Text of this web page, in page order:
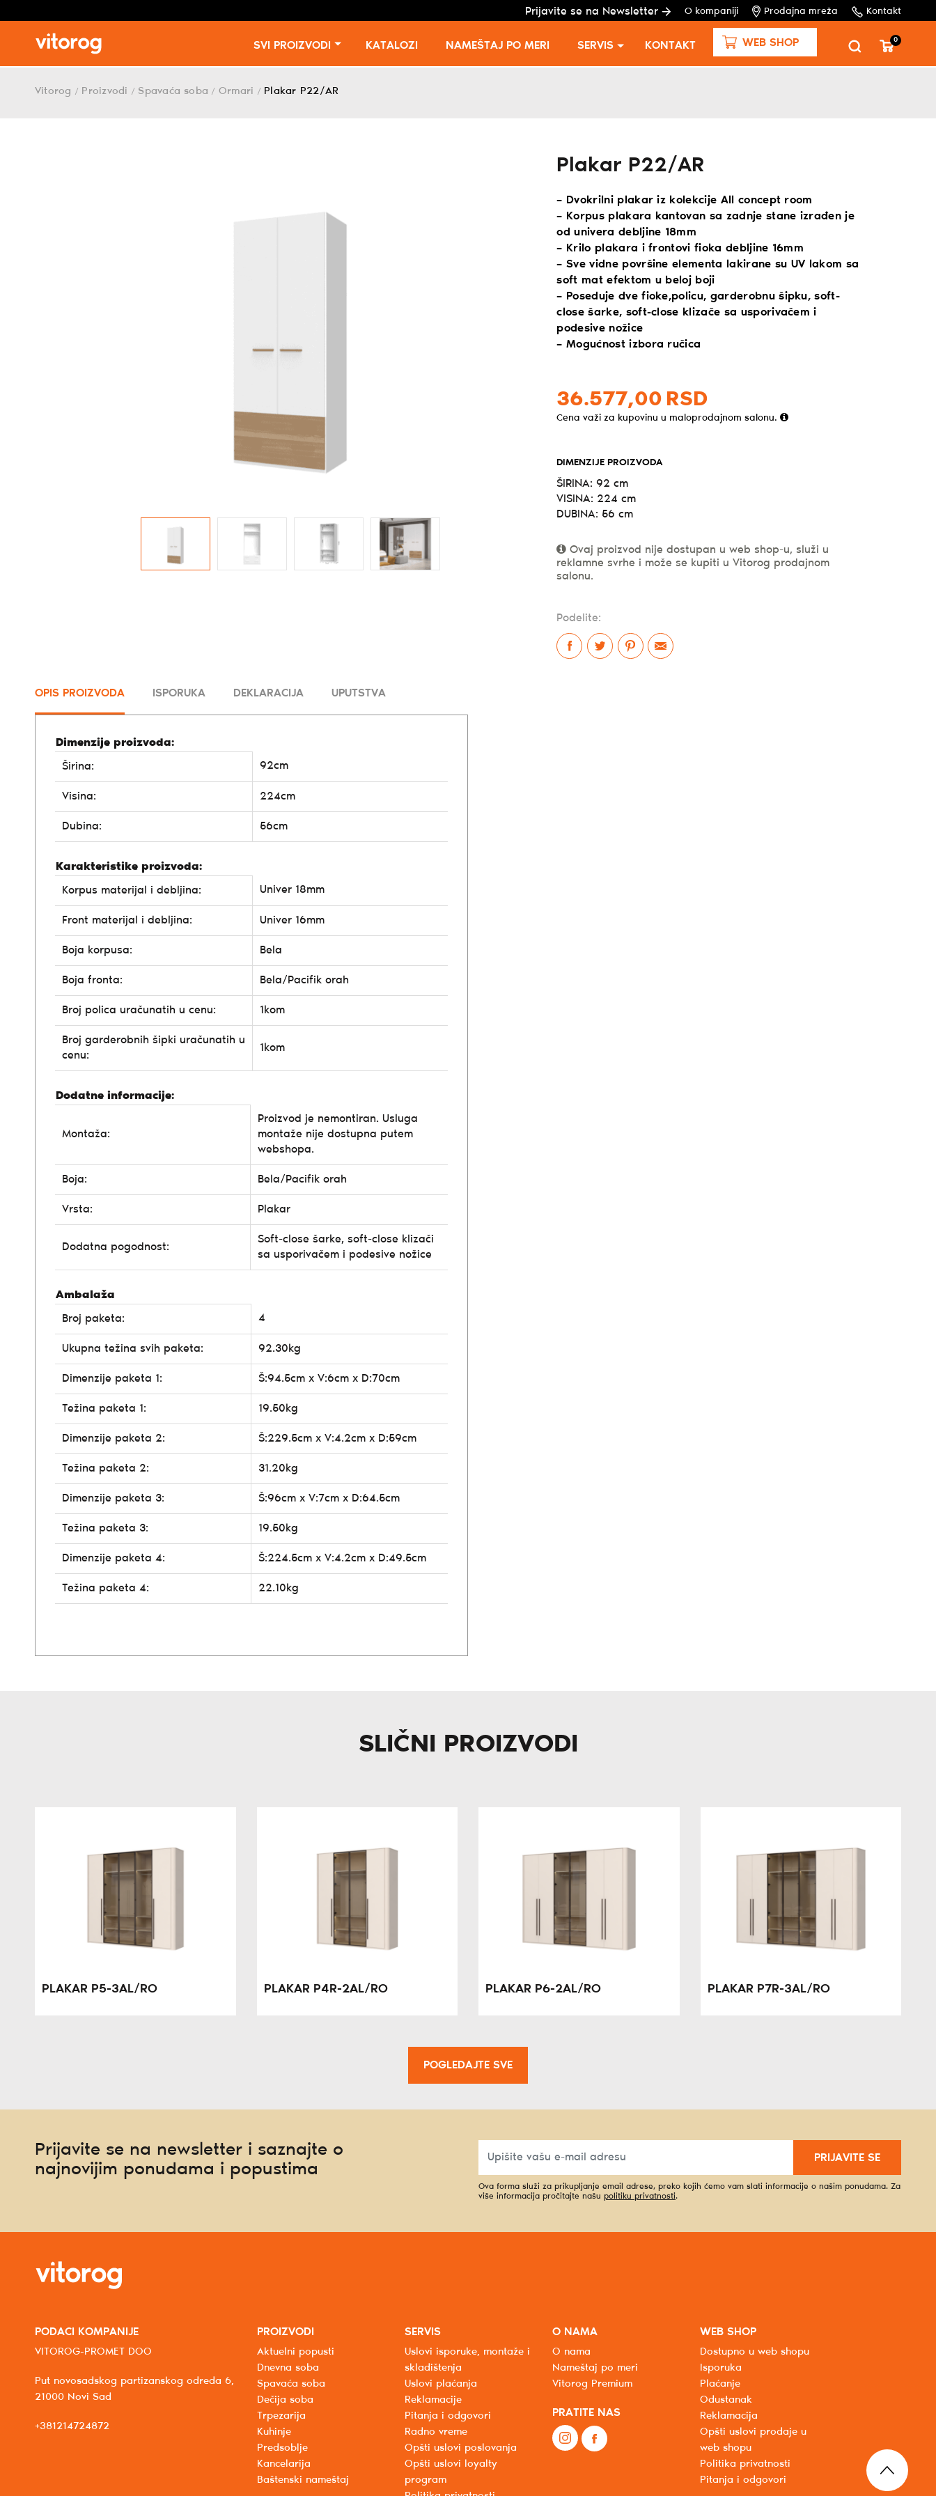
Prijavite se na Newsletter O kompaniji Prodajna mreža Kontakt
SVI PROIZVODI KATALOZI NAMEŠTAJ PO MERI SERVIS KONTAKT WEB SHOP 0
Vitorog / Proizvodi / Spavaća soba / Ormari / Plakar P22/AR
Plakar P22/AR
– Dvokrilni plakar iz kolekcije All concept room
– Korpus plakara kantovan sa zadnje stane izrađen je
od univera debljine 18mm
– Krilo plakara i frontovi fioka debljine 16mm
– Sve vidne površine elementa lakirane su UV lakom sa
soft mat efektom u beloj boji
– Poseduje dve fioke,policu, garderobnu šipku, soft-
close šarke, soft-close klizače sa usporivačem i
podesive nožice
– Mogućnost izbora ručica
36.577,00 RSD
Cena važi za kupovinu u maloprodajnom salonu.
DIMENZIJE PROIZVODA
ŠIRINA: 92 cm
VISINA: 224 cm
DUBINA: 56 cm
Ovaj proizvod nije dostupan u web shop-u, služi u
reklamne svrhe i može se kupiti u Vitorog prodajnom
salonu.
Podelite:
OPIS PROIZVODA ISPORUKA DEKLARACIJA UPUTSTVA
Dimenzije proizvoda:
Širina:
92cm
Visina: 224cm
Dubina: 56cm
Karakteristike proizvoda:
Korpus materijal i debljina:
Univer 18mm
Front materijal i debljina: Univer 16mm
Boja korpusa: Bela
Boja fronta: Bela/Pacifik orah
Broj polica uračunatih u cenu: 1kom
Broj garderobnih šipki uračunatih u
cenu:
1kom
Dodatne informacije:
Montaža:
Proizvod je nemontiran. Usluga
montaže nije dostupna putem
webshopa.
Boja: Bela/Pacifik orah
Vrsta: Plakar
Dodatna pogodnost:
Soft-close šarke, soft-close klizači
sa usporivačem i podesive nožice
Ambalaža
Broj paketa:
4
Ukupna težina svih paketa: 92.30kg
Dimenzije paketa 1: Š:94.5cm x V:6cm x D:70cm
Težina paketa 1: 19.50kg
Dimenzije paketa 2: Š:229.5cm x V:4.2cm x D:59cm
Težina paketa 2: 31.20kg
Dimenzije paketa 3: Š:96cm x V:7cm x D:64.5cm
Težina paketa 3: 19.50kg
Dimenzije paketa 4: Š:224.5cm x V:4.2cm x D:49.5cm
Težina paketa 4: 22.10kg
SLIČNI PROIZVODI
PLAKAR P5-3AL/RO PLAKAR P4R-2AL/RO PLAKAR P6-2AL/RO PLAKAR P7R-3AL/RO
POGLEDAJTE SVE
Prijavite se na newsletter i saznajte o
najnovijim ponudama i popustima
PRIJAVITE SE
Ova forma služi za prikupljanje email adrese, preko kojih ćemo vam slati informacije o našim ponudama. Za
više informacija pročitajte našu politiku privatnosti.
PODACI KOMPANIJE
VITOROG-PROMET DOO
Put novosadskog partizanskog odreda 6,
21000 Novi Sad
+381214724872
PROIZVODI
Aktuelni popusti
Dnevna soba
Spavaća soba
Dečija soba
Trpezarija
Kuhinje
Predsoblje
Kancelarija
Baštenski nameštaj
SERVIS
Uslovi isporuke, montaže i
skladištenja
Uslovi plaćanja
Reklamacije
Pitanja i odgovori
Radno vreme
Opšti uslovi poslovanja
Opšti uslovi loyalty
program
O NAMA
O nama
Nameštaj po meri
Vitorog Premium
PRATITE NAS
WEB SHOP
Dostupno u web shopu
Isporuka
Plaćanje
Odustanak
Reklamacija
Opšti uslovi prodaje u
web shopu
Politika privatnosti
Pitanja i odgovori